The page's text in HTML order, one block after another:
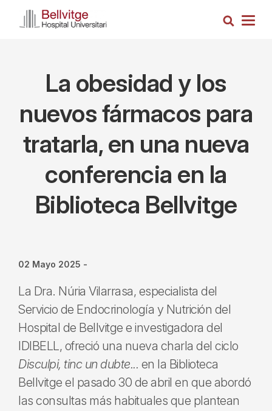
Busca
La obesidad y los
nuevos fármacos para
tratarla, en una nueva
conferencia en la
Biblioteca Bellvitge
02 Mayo 2025 -
La Dra. Núria Vilarrasa, especialista del
Servicio de Endocrinología y Nutrición del
Hospital de Bellvitge e investigadora del
IDIBELL, ofreció una nueva charla del ciclo
Disculpi, tinc un dubte... en la Biblioteca
Bellvitge el pasado 30 de abril en que abordó
las consultas más habituales que plantean